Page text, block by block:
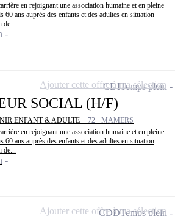
en rejoignant une association humaine et en pleine
60 ans auprès des enfants et des adultes en situation
de...
SOCIAL (H/F)
ENFANT & ADULTE - 72 - MAMERS
en rejoignant une association humaine et en pleine
60 ans auprès des enfants et des adultes en situation
CDITemps plein
Ajouter cette offre à ma sélection
CDDTemps plein
Ajouter cette offre à ma sélection